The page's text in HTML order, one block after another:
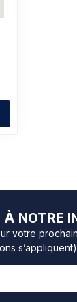
NOTRE
votre
s’appliquent)